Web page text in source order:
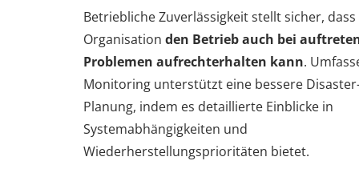
Betriebliche Zuverlässigkeit stellt sicher,
Organisation den Betrieb auch bei
Problemen aufrechterhalten kann.
Monitoring unterstützt eine bessere
Planung, indem es detaillierte Einblicke in
Systemabhängigkeiten und
Wiederherstellungsprioritäten bietet.